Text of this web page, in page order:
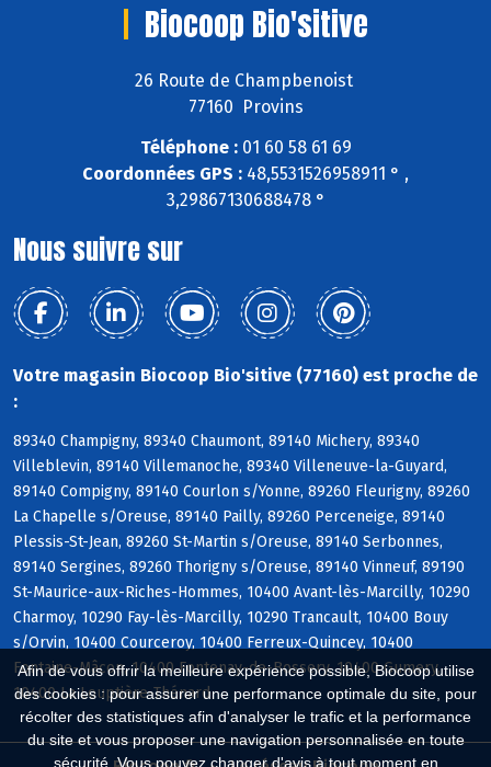
Afin de vous offrir la meilleure expérience possible, Biocoop utilise
des cookies : pour assurer une performance optimale du site, pour
récolter des statistiques afin d'analyser le trafic et la performance
du site et vous proposer une navigation personnalisée en toute
sécurité. Vous pouvez changer d'avis à tout moment en
Biocoop Bio'sitive
26 Route de Champbenoist
77160 Provins
Téléphone :01 60 58 61 69
Coordonnées GPS : 48,5531526958911 ° ,
3,29867130688478 °
Nous suivre sur
Votre magasin Biocoop Bio'sitive (77160) est proche de
:
89340 Champigny, 89340 Chaumont, 89140 Michery, 89340
Villeblevin, 89140 Villemanoche, 89340 Villeneuve-la-Guyard,
89140 Compigny, 89140 Courlon s/Yonne, 89260 Fleurigny, 89260
La Chapelle s/Oreuse, 89140 Pailly, 89260 Perceneige, 89140
Plessis-St-Jean, 89260 St-Martin s/Oreuse, 89140 Serbonnes,
89140 Sergines, 89260 Thorigny s/Oreuse, 89140 Vinneuf, 89190
St-Maurice-aux-Riches-Hommes, 10400 Avant-lès-Marcilly, 10290
Charmoy, 10290 Fay-lès-Marcilly, 10290 Trancault, 10400 Bouy
s/Orvin, 10400 Courceroy, 10400 Ferreux-Quincey, 10400
Fontaine-Mâcon, 10400 Fontenay-de-Bossery, 10400 Gumery,
10400 La Louptière-Thénard